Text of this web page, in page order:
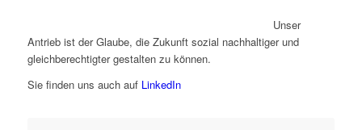
Unser
Antrieb ist der Glaube, die Zukunft sozial nachhaltiger und
gleichberechtigter gestalten zu können.
Sie finden uns auch auf LinkedIn